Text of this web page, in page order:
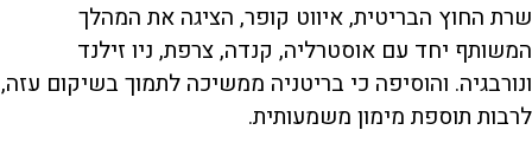
שרת החוץ הבריטית, איווט קופר, הציגה את המהלך
המשותף יחד עם אוסטרליה, קנדה, צרפת, ניו זילנד
ונורבגיה. והוסיפה כי בריטניה ממשיכה לתמוך בשיקום עזה,
לרבות תוספת מימון משמעותית.